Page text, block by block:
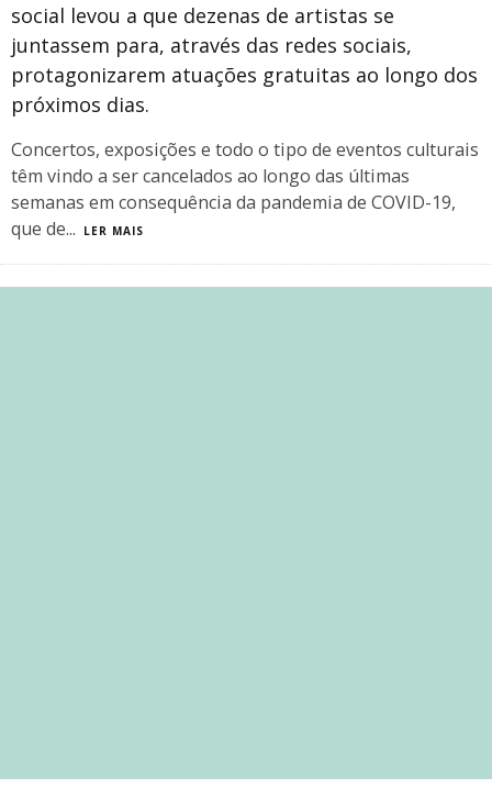
social levou a que dezenas de artistas se
juntassem para, através das redes sociais,
protagonizarem atuações gratuitas ao longo dos
próximos dias.
Concertos, exposições e todo o tipo de eventos culturais
têm vindo a ser cancelados ao longo das últimas
semanas em consequência da pandemia de COVID-19,
que de... LER MAIS